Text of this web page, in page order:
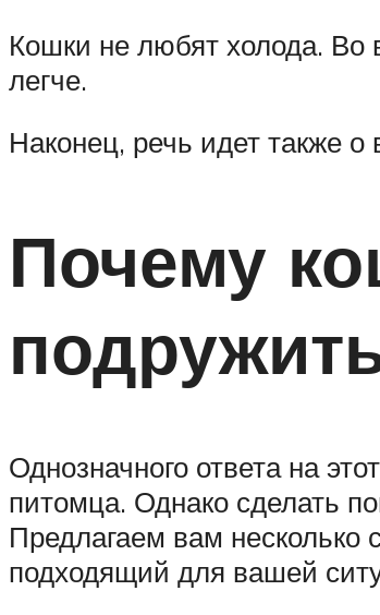
Кошки не любят холода. Во
легче.
Наконец, речь идет также
Почему
Однозначного ответа на
питомца. Однако сделать
Предлагаем вам несколько
подходящий для вашей